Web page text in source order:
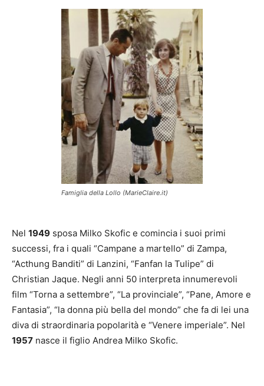
Famiglia della Lollo (MarieClaire.it)
Nel 1949 sposa Milko Skofic e comincia i suoi primi
successi, fra i quali “Campane a martello” di Zampa,
“Acthung Banditi” di Lanzini, “Fanfan la Tulipe” di
Christian Jaque. Negli anni 50 interpreta innumerevoli
film “Torna a settembre”, “La provinciale”, “Pane, Amore e
Fantasia”, “la donna più bella del mondo” che fa di lei una
diva di straordinaria popolarità e “Venere imperiale”. Nel
1957 nasce il figlio Andrea Milko Skofic.